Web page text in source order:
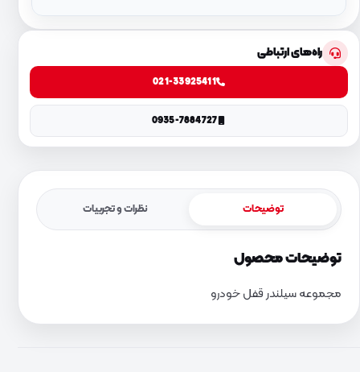
راه‌های ارتباطی
021-33925411
0935-7884727
توضیحات نظرات و تجربیات
توضیحات محصول
مجموعه سیلندر قفل خودرو